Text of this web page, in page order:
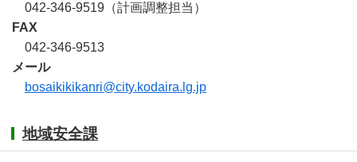
042-346-9519（計画調整担当）
FAX
042-346-9513
メール
bosaikikikanri@city.kodaira.lg.jp
地域安全課